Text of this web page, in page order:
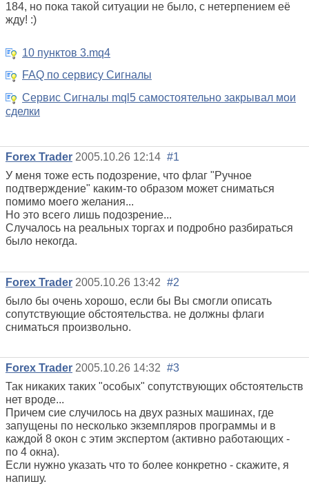
184, но пока такой ситуации не было, с нетерпением её
жду! :)
10 пунктов 3.mq4
FAQ по сервису Сигналы
Сервис Сигналы mql5 самостоятельно закрывал мои
сделки
Forex Trader 2005.10.26 12:14 #1
У меня тоже есть подозрение, что флаг "Ручное
подтверждение" каким-то образом может сниматься
помимо моего желания...
Но это всего лишь подозрение...
Случалось на реальных торгах и подробно разбираться
было некогда.
Forex Trader 2005.10.26 13:42 #2
было бы очень хорошо, если бы Вы смогли описать
сопутствующие обстоятельства. не должны флаги
сниматься произвольно.
Forex Trader 2005.10.26 14:32 #3
Так никаких таких "особых" сопутствующих обстоятельств
нет вроде...
Причем сие случилось на двух разных машинах, где
запущены по несколько экземпляров программы и в
каждой 8 окон с этим экспертом (активно работающих -
по 4 окна).
Если нужно указать что то более конкретно - скажите, я
напишу.